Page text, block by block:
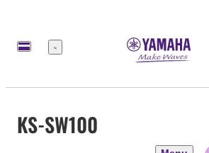
Menu
KS-SW100